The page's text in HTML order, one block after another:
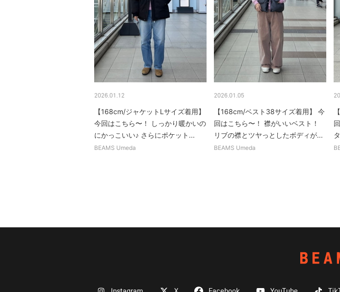
2026.01.12
【168cm/ジャケットLサイズ着用】
今回はこちら〜！ しっかり暖かいの
にかっこいい♪ さらにポケット...
BEAMS Umeda
2026.01.05
【168cm/ベスト38サイズ着用】 今
回はこちら〜！ 襟がいいベスト！
リブの襟とツヤっとしたボディが...
BEAMS Umeda